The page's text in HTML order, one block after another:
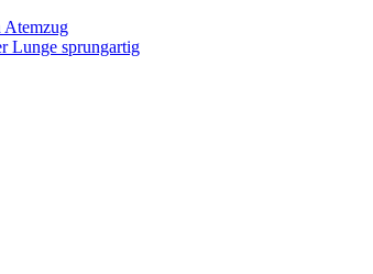
Atemzug
Lunge sprungartig